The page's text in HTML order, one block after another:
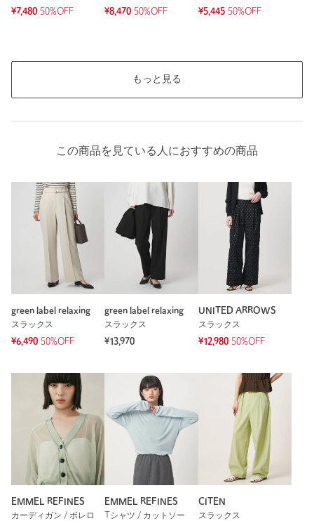
¥7,480 50%OFF
¥8,470 50%OFF
¥5,445 50%OFF
もっと見る
この商品を見ている人におすすめの商品
green label relaxing
スラックス
¥6,490 50%OFF
green label relaxing
スラックス
¥13,970
UNITED ARROWS
スラックス
¥12,980 50%OFF
EMMEL REFINES
カーディガン / ボレロ
EMMEL REFINES
Tシャツ / カットソー
CITEN
スラックス